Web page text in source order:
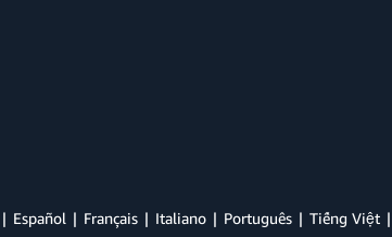
Español Français Italiano Português Tiếng Việt